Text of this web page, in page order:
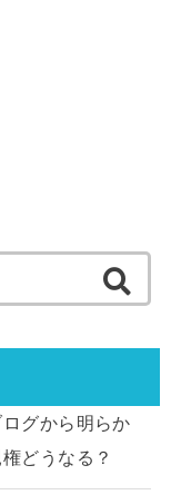
グから明らか
どうなる？